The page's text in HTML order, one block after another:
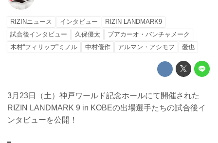
RIZINニュース インタビュー
RIZIN LANDMARK9
試合後インタビュー
久保優太
ブアカーオ・バンチャメーク
木村“フィリップ”ミノル
中村優作 アルマン・アシモフ 憂也
3月23日（土）神戸ワールド記念ホールにて開催された
RIZIN LANDMARK 9 in KOBEの出場選手たちの試合後イ
ンタビューを公開！